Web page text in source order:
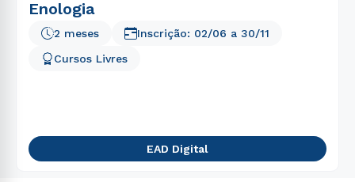
Enologia
2 meses
Cursos Livres
Inscrição: 02/06 a 30/11
EAD Digital